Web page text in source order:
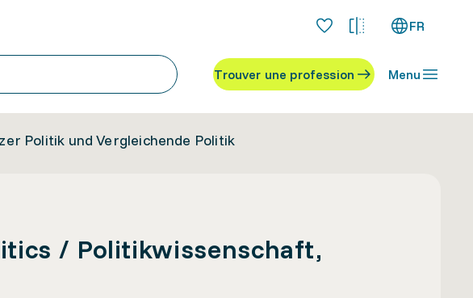
FR
Trouver une profession Menu
Politik und Vergleichende Politik
/ Politikwissenschaft,